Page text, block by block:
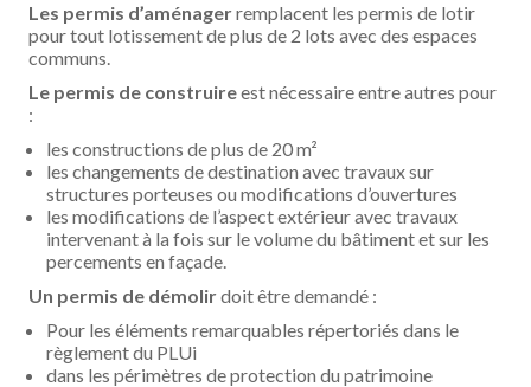
Les permis d’aménagerremplacent les permis de lotir
pour tout lotissement de plus de 2 lots avec des espaces
communs.
Le permis de construireest nécessaire entre autres pour
:
les constructions de plus de 20 m²
les changements de destination avec travaux sur
structures porteuses ou modifications d’ouvertures
les modifications de l’aspect extérieur avec travaux
intervenant à la fois sur le volume du bâtiment et sur les
percements en façade.
Un permis de démolirdoit être demandé :
Pour les éléments remarquables répertoriés dans le
règlement du PLUi
dans les périmètres de protection du patrimoine